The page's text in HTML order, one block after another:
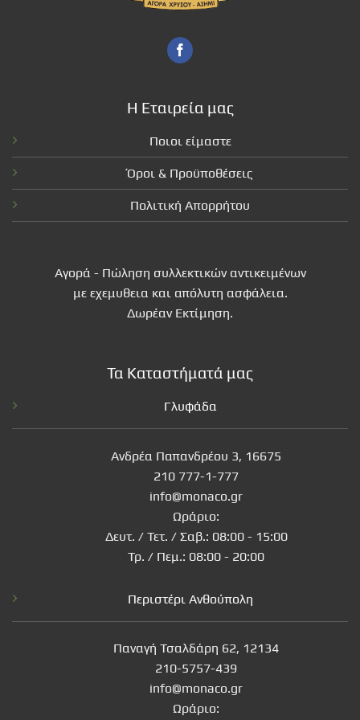
Η Εταιρεία μας
Ποιοι είμαστε
Όροι & Προϋποθέσεις
Πολιτική Απορρήτου
Αγορά - Πώληση συλλεκτικών αντικειμένων
με εχεμυθεια και απόλυτη ασφάλεια.
Δωρέαν Εκτίμηση.
Τα Καταστήματά μας
Γλυφάδα
Ανδρέα Παπανδρέου 3, 16675
210 777-1-777
info@monaco.gr
Ωράριο:
Δευτ. / Τετ. / Σαβ.: 08:00 - 15:00
Τρ. / Πεμ.: 08:00 - 20:00
Περιστέρι Ανθούπολη
Παναγή Τσαλδάρη 62, 12134
210-5757-439
info@monaco.gr
Ωράριο: